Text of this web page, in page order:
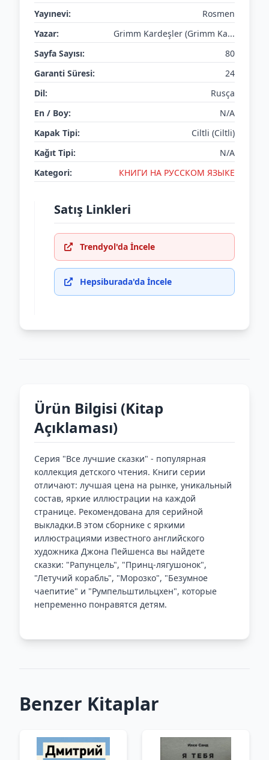
Yayınevi:
Rosmen
Yazar:
Grimm Kardeşler (Grimm Ka...
Sayfa Sayısı:
80
Garanti Süresi:
24
Dil:
Rusça
En / Boy:
N/A
Kapak Tipi:
Ciltli (Ciltli)
Kağıt Tipi:
N/A
Kategori:
КНИГИ НА РУССКОМ ЯЗЫКЕ
Satış Linkleri
Trendyol'da İncele
Hepsiburada'da İncele
Ürün Bilgisi (Kitap
Açıklaması)
Серия "Все лучшие сказки" - популярная
коллекция детского чтения. Книги серии
отличают: лучшая цена на рынке, уникальный
состав, яркие иллюстрации на каждой
странице. Рекомендована для серийной
выкладки.В этом сборнике с яркими
иллюстрациями известного английского
художника Джона Пейшенса вы найдете
сказки: "Рапунцель", "Принц-лягушонок",
"Летучий корабль", "Морозко", "Безумное
чаепитие" и "Румпельштильцхен", которые
непременно понравятся детям.
Benzer Kitaplar